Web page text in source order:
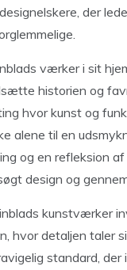
der
værker i sit
historien og
hvor kunst og
alene til en
og en refleksion af
design og
kunstværker
hvor detaljen taler
standard, der